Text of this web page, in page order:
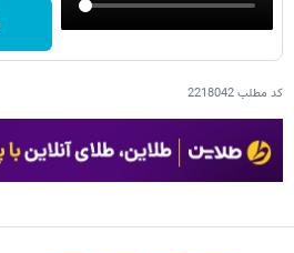
کد مطلب2218042